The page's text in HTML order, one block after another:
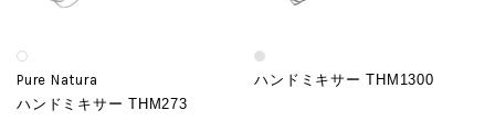
Pure Natura
ハンドミキサー THM273
ハンドミキサー THM1300